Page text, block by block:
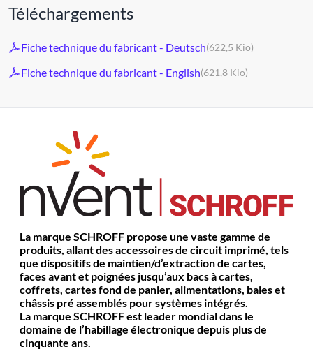
Téléchargements
Fiche technique du fabricant - Deutsch(622,5 Kio)
Fiche technique du fabricant - English(621,8 Kio)
La marque SCHROFF propose une vaste gamme de
produits, allant des accessoires de circuit imprimé, tels
que dispositifs de maintien/d’extraction de cartes,
faces avant et poignées jusqu’aux bacs à cartes,
coffrets, cartes fond de panier, alimentations, baies et
châssis pré assemblés pour systèmes intégrés.
La marque SCHROFF est leader mondial dans le
domaine de l’habillage électronique depuis plus de
cinquante ans.